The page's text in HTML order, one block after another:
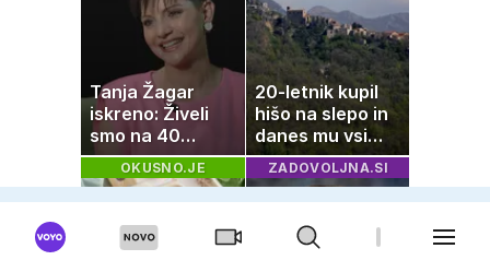
Tanja Žagar
iskreno: Živeli
smo na 40
kvadratih, a
imela sem vse,
kar otrok
potrebuje
20-letnik kupil
hišo na slepo in
danes mu vsi
zavidajo
OKUSNO.JE ZADOVOLJNA.SI